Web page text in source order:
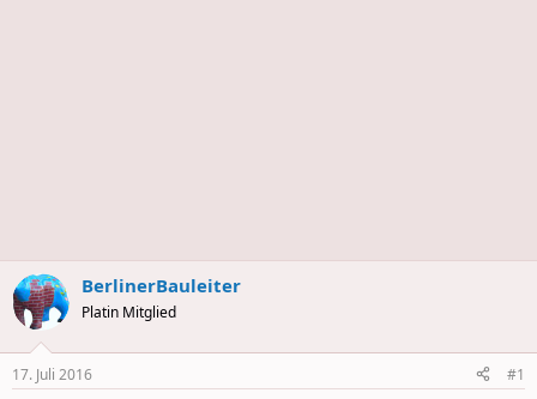
BerlinerBauleiter
Platin Mitglied
17. Juli 2016 #1